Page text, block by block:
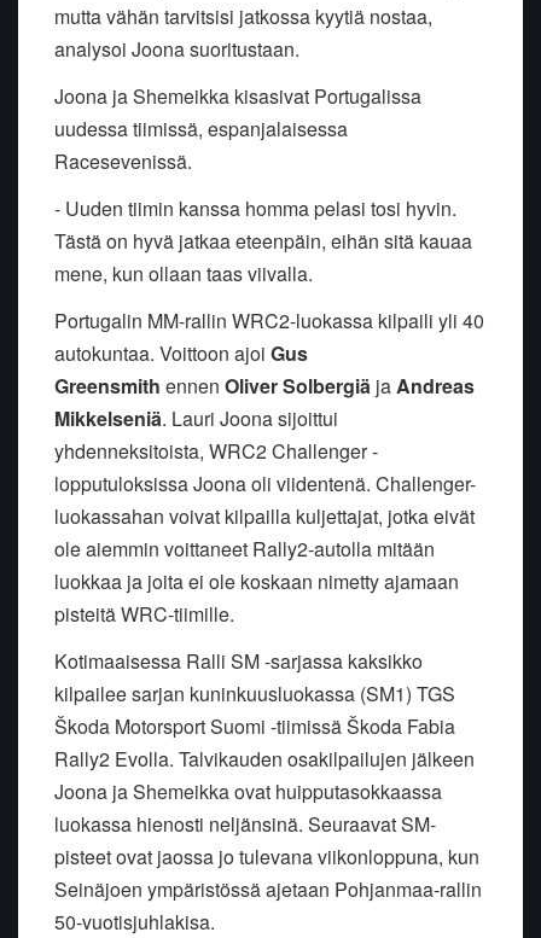
mutta vähän tarvitsisi jatkossa kyytiä nostaa,
analysoi Joona suoritustaan.
Joona ja Shemeikka kisasivat Portugalissa
uudessa tiimissä, espanjalaisessa
Racesevenissä.
- Uuden tiimin kanssa homma pelasi tosi hyvin.
Tästä on hyvä jatkaa eteenpäin, eihän sitä kauaa
mene, kun ollaan taas viivalla.
Portugalin MM-rallin WRC2-luokassa kilpaili yli 40
autokuntaa. Voittoon ajoi Gus
Greensmith ennen Oliver Solbergiä jaAndreas
Mikkelseniä. Lauri Joona sijoittui
yhdenneksitoista, WRC2 Challenger -
lopputuloksissa Joona oli viidentenä. Challenger-
luokassahan voivat kilpailla kuljettajat, jotka eivät
ole aiemmin voittaneet Rally2-autolla mitään
luokkaa ja joita ei ole koskaan nimetty ajamaan
pisteitä WRC-tiimille.
Kotimaaisessa Ralli SM -sarjassa kaksikko
kilpailee sarjan kuninkuusluokassa (SM1) TGS
Škoda Motorsport Suomi -tiimissä Škoda Fabia
Rally2 Evolla. Talvikauden osakilpailujen jälkeen
Joona ja Shemeikka ovat huipputasokkaassa
luokassa hienosti neljänsinä. Seuraavat SM-
pisteet ovat jaossa jo tulevana viikonloppuna, kun
Seinäjoen ympäristössä ajetaan Pohjanmaa-rallin
50-vuotisjuhlakisa.